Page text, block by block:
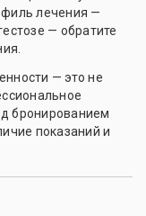
лечения —
— обратите
— это не
бронированием
показаний и